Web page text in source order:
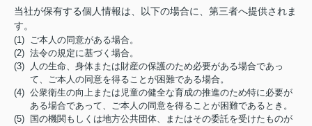
当社が保有する個人情報は、以下の場合に、第三者へ提供されま
す。
(1) ご本人の同意がある場合。
(2) 法令の規定に基づく場合。
(3) 人の生命、身体または財産の保護のため必要がある場合であっ
て、ご本人の同意を得ることが困難である場合。
(4) 公衆衛生の向上または児童の健全な育成の推進のため特に必要が
ある場合であって、ご本人の同意を得ることが困難であるとき。
(5) 国の機関もしくは地方公共団体、またはその委託を受けたものが